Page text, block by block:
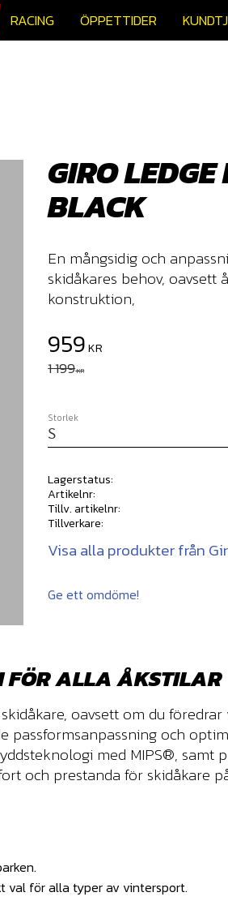
RACING ÖPPETTIDER
GIRO
BLACK
​En mångsidig och
skidåkares behov,
konstruktion,
Nedsatt pris:
959KR
Ordinarie pris:
1 199KR
Storlek
Lagerstatus
Artikelnr
Tillv. artikelnr
Tillverkare
Visa alla produkter från
Ge ett omdöme!
FÖR ALLA ÅKSTILAR
oavsett om du
passformsanpassning och
med MIPS®, samt
och prestanda för skidåkare
val för alla typer av vintersport.